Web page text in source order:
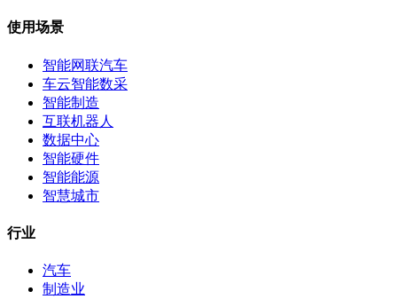
使用场景
智能网联汽车
车云智能数采
智能制造
互联机器人
数据中心
智能硬件
智能能源
智慧城市
行业
汽车
制造业